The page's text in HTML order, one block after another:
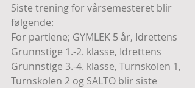
Siste trening for vårsemesteret blir
følgende:
For partiene; GYMLEK 5 år, Idrettens
Grunnstige 1.-2. klasse, Idrettens
Grunnstige 3.-4. klasse, Turnskolen 1,
Turnskolen 2 og SALTO blir siste